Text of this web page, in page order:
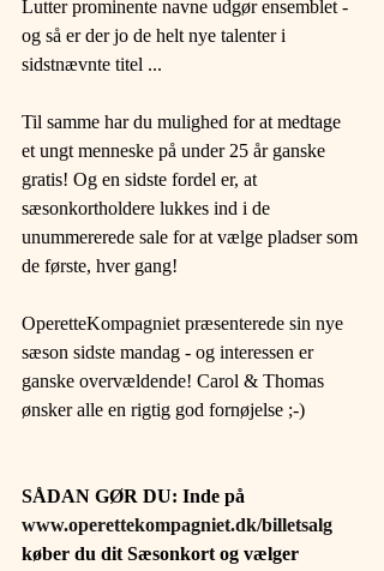
Lutter prominente navne udgør ensemblet -
og så er der jo de helt nye talenter i
sidstnævnte titel ...
Til samme har du mulighed for at medtage
et ungt menneske på under 25 år ganske
gratis! Og en sidste fordel er, at
sæsonkortholdere lukkes ind i de
unummererede sale for at vælge pladser som
de første, hver gang!
OperetteKompagniet præsenterede sin nye
sæson sidste mandag - og interessen er
ganske overvældende! Carol & Thomas
ønsker alle en rigtig god fornøjelse ;-)
SÅDAN GØR DU: Inde på
www.operettekompagniet.dk/billetsalg
køber du dit Sæsonkort og vælger